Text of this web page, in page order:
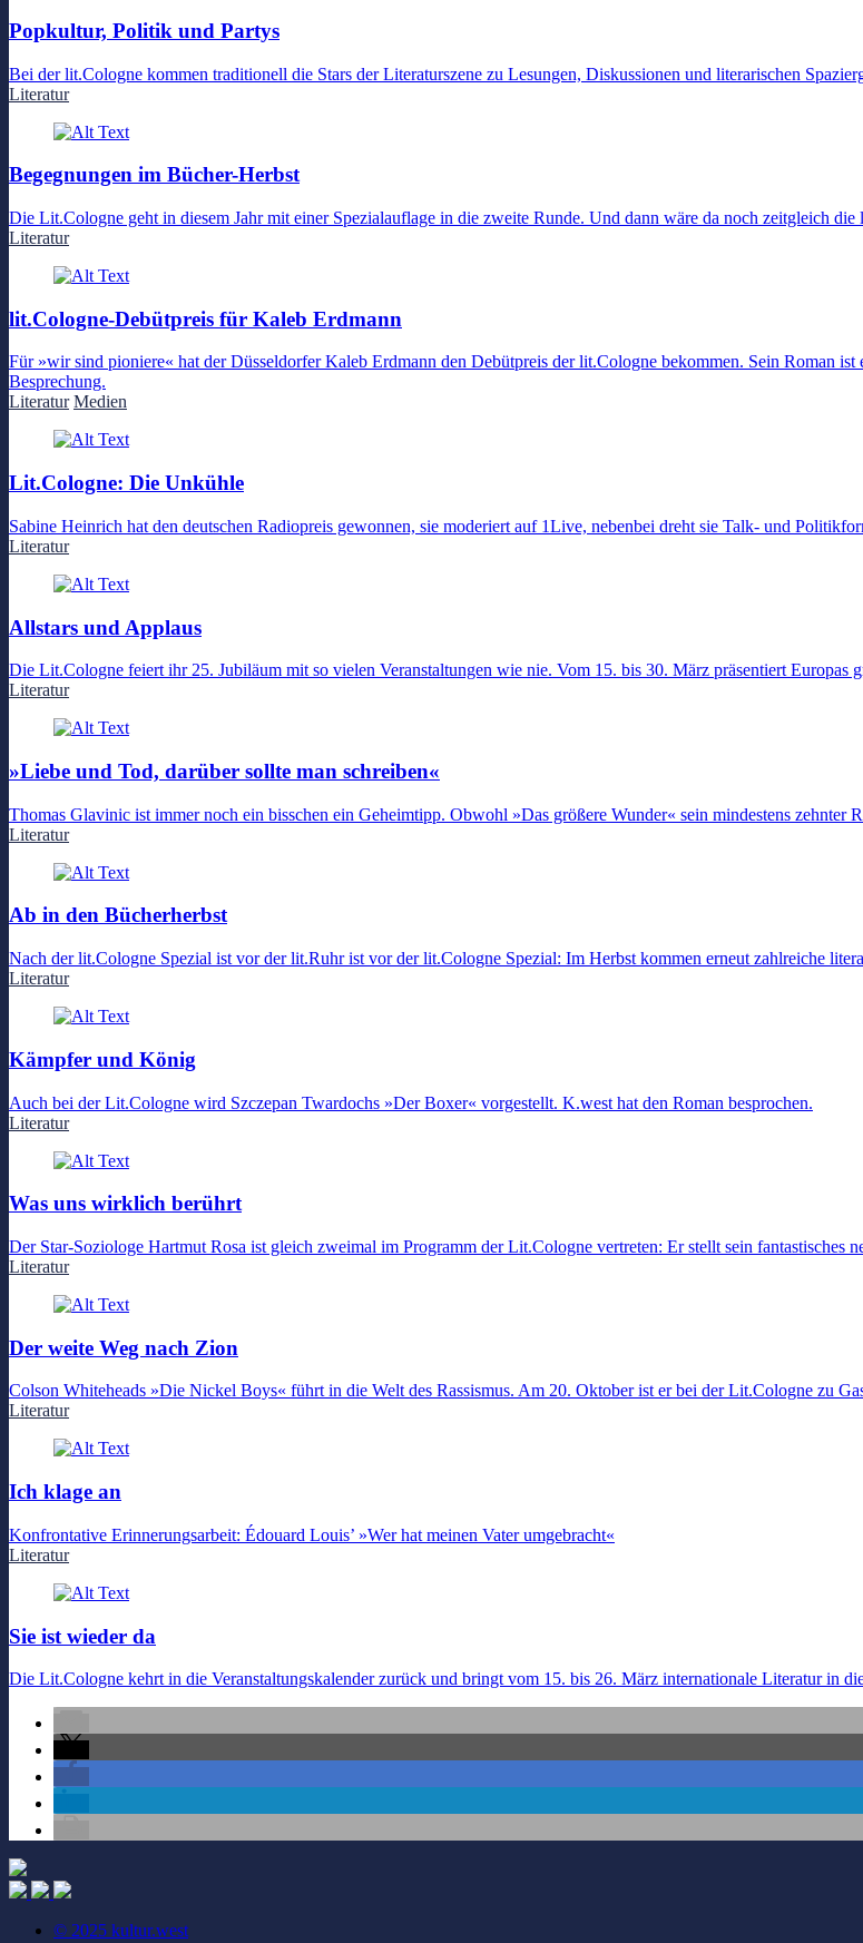
Popkultur, Politik und Partys
Bei der lit.Cologne kommen traditionell die Stars der Literaturszene zu Lesungen, Diskussionen und literarischen
Literatur
Begegnungen im Bücher-Herbst
Die Lit.Cologne geht in diesem Jahr mit einer Spezialauflage in die zweite Runde. Und dann wäre da noch zeitgleich
Literatur
lit.Cologne-Debütpreis für Kaleb Erdmann
Für »wir sind pioniere« hat der Düsseldorfer Kaleb Erdmann den Debütpreis der lit.Cologne bekommen. Sein Roman
Besprechung.
Literatur Medien
Lit.Cologne: Die Unkühle
Sabine Heinrich hat den deutschen Radiopreis gewonnen, sie moderiert auf 1Live, nebenbei dreht sie Talk- und
Literatur
Allstars und Applaus
Die Lit.Cologne feiert ihr 25. Jubiläum mit so vielen Veranstaltungen wie nie. Vom 15. bis 30. März präsentiert Europas
Literatur
»Liebe und Tod, darüber sollte man schreiben«
Thomas Glavinic ist immer noch ein bisschen ein Geheimtipp. Obwohl »Das größere Wunder« sein mindestens zehnter
Literatur
Ab in den Bücherherbst
Nach der lit.Cologne Spezial ist vor der lit.Ruhr ist vor der lit.Cologne Spezial: Im Herbst kommen erneut zahlreiche
Literatur
Kämpfer und König
Auch bei der Lit.Cologne wird Szczepan Twardochs »Der Boxer« vorgestellt. K.west hat den Roman besprochen.
Literatur
Was uns wirklich berührt
Der Star-Soziologe Hartmut Rosa ist gleich zweimal im Programm der Lit.Cologne vertreten: Er stellt sein
Literatur
Der weite Weg nach Zion
Colson Whiteheads »Die Nickel Boys« führt in die Welt des Rassismus. Am 20. Oktober ist er bei der Lit.Cologne zu
Literatur
Ich klage an
Konfrontative Erinnerungsarbeit: Édouard Louis’ »Wer hat meinen Vater umgebracht«
Literatur
Sie ist wieder da
Die Lit.Cologne kehrt in die Veranstaltungskalender zurück und bringt vom 15. bis 26. März internationale Literatur in
© 2025 kultur.west